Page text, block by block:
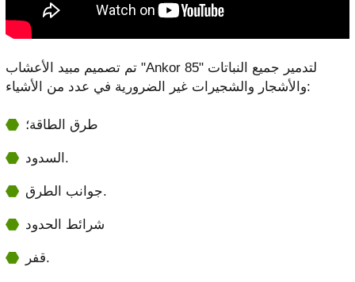
تم تصميم مبيد الأعشاب "Ankor 85" لتدمير جميع النباتات
والأشجار والشجيرات غير الضرورية في عدد من الأشياء:
طرق الطاقة؛
السدود.
جوانب الطرق.
شرائط الحدود
قفر.